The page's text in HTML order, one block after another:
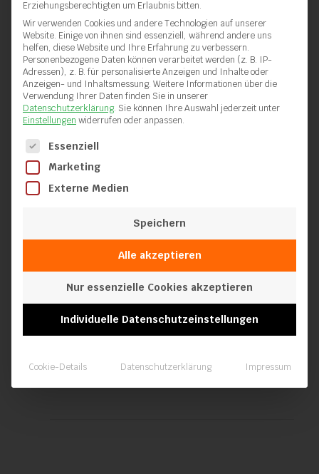
Erziehungsberechtigten um Erlaubnis bitten.
Wir verwenden Cookies und andere Technologien auf unserer
Website. Einige von ihnen sind essenziell, während andere uns
helfen, diese Website und Ihre Erfahrung zu verbessern.
Personenbezogene Daten können verarbeitet werden (z. B. IP-
Adressen), z. B. für personalisierte Anzeigen und Inhalte oder
Anzeigen- und Inhaltsmessung. Weitere Informationen über die
Verwendung Ihrer Daten finden Sie in unserer
Datenschutzerklärung. Sie können Ihre Auswahl jederzeit unter
Einstellungen widerrufen oder anpassen.
Es folgt eine Liste der Service-Gruppen, für die eine
Essenziell
Marketing
Externe Medien
Speichern
Alle akzeptieren
Nur essenzielle Cookies akzeptieren
Individuelle Datenschutzeinstellungen
Cookie-Details Datenschutzerklärung Impressum